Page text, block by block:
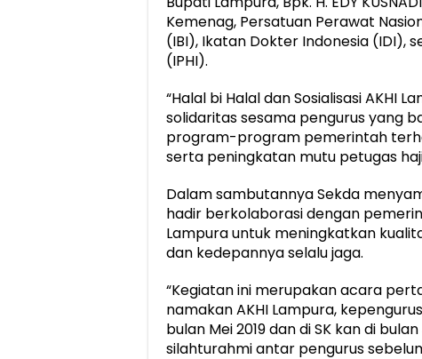
Kemenag, Persatuan Perawat
(IBI), Ikatan Dokter Indonesia (IDI),
(IPHI).
“Halal bi Halal dan Sosialisasi AKHI
solidaritas sesama pengurus yang
program-program pemerintah
serta peningkatan mutu petugas
Dalam sambutannya Sekda
hadir berkolaborasi dengan
Lampura untuk meningkatkan
dan kedepannya selalu jaga.
“Kegiatan ini merupakan acara
namakan AKHI Lampura,
bulan Mei 2019 dan di SK kan di
silahturahmi antar pengurus